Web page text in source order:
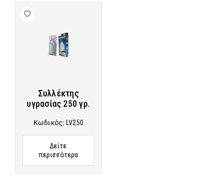
Συλλέκτης
υγρασίας 250 γρ.
Κωδικός: LV250
Δείτε
περισσότερα